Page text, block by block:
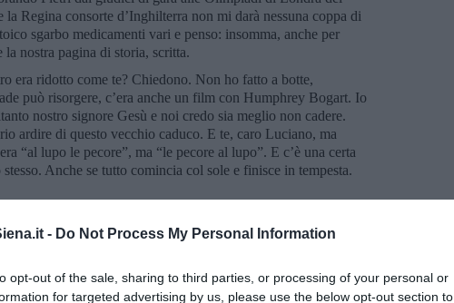
- Do Not Process My Personal Information
opt-out of the sale, sharing to third parties, or processing of your personal or
for targeted advertising by us, please use the below opt-out section to
Regina consorte d’Inghilterra non mi darà nessuna coppa di
sgarbo medicamenti vari e penso: insomma, anche per
nostra pagina di storia, scritta.
era ridotto come te? Chiedono. Non ho fatto a botte,
può risorgere, c’era anche un film con Humphrey Bogart. Io
nostro signore Gesù e noi credo sia meglio non cadere.
ardire di questo vecchio caduco. E te, caro Luciano, ma
“al lupo le pecore”, ma “le pecore al lupo”. E c’è una certa
Anche se tutto comincia col sole e finisce in tempesta.
Jolie: gli ultimi giorni di vita di Maria Callas.